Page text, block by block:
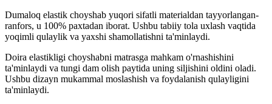
Dumaloq elastik choyshab yuqori sifatli materialdan tayyorlangan-
ranfors, u 100% paxtadan iborat. Ushbu tabiiy tola uxlash vaqtida
yoqimli qulaylik va yaxshi shamollatishni ta'minlaydi.
Doira elastikligi choyshabni matrasga mahkam o'rnashishini
ta'minlaydi va tungi dam olish paytida uning siljishini oldini oladi.
Ushbu dizayn mukammal moslashish va foydalanish qulayligini
ta'minlaydi.